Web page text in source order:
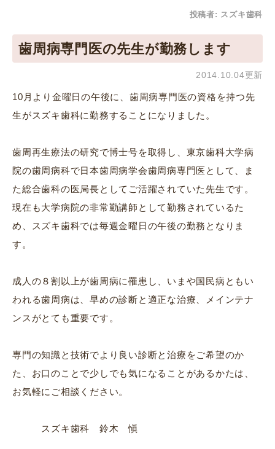
投稿者: スズキ歯科
歯周病専門医の先生が勤務します
2014.10.04更新
10月より金曜日の午後に、歯周病専門医の資格を持つ先
生がスズキ歯科に勤務することになりました。
歯周再生療法の研究で博士号を取得し、東京歯科大学病
院の歯周病科で日本歯周病学会歯周病専門医として、ま
た総合歯科の医局長としてご活躍されていた先生です。
現在も大学病院の非常勤講師として勤務されているた
め、スズキ歯科では毎週金曜日の午後の勤務となりま
す。
成人の８割以上が歯周病に罹患し、いまや国民病ともい
われる歯周病は、早めの診断と適正な治療、メインテナ
ンスがとても重要です。
専門の知識と技術でより良い診断と治療をご希望のか
た、お口のことで少しでも気になることがあるかたは、
お気軽にご相談ください。
スズキ歯科 鈴木 愼